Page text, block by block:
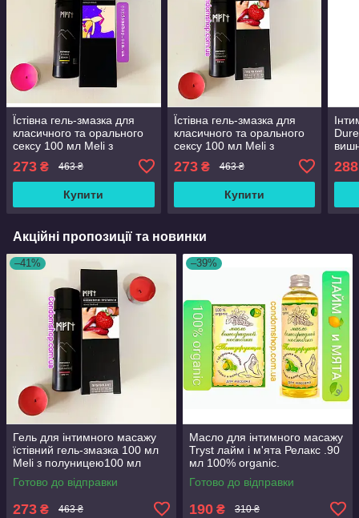
Їстівна гель-змазка для
класичного та орального
сексу 100 мл Meli з
273 ₴ 463 ₴
Купити
Їстівна гель-змазка для
класичного та орального
сексу 100 мл Meli з
273₴ 463 ₴
Купити
288
Акційні пропозиції та новинки
–41%
Гель для інтимного масажу
їстівний гель-змазка 100 мл
Meli з полуницею100 мл
Готово до відправки
273 ₴ 463 ₴
–39%
Масло для інтимного масажу
Tryst лайм і м'ята Релакс .90
мл 100% organic.
Готово до відправки
190 ₴ 310 ₴